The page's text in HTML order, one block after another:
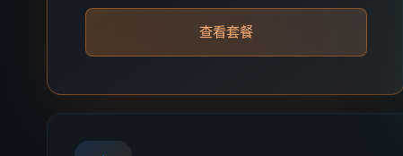
查看套餐